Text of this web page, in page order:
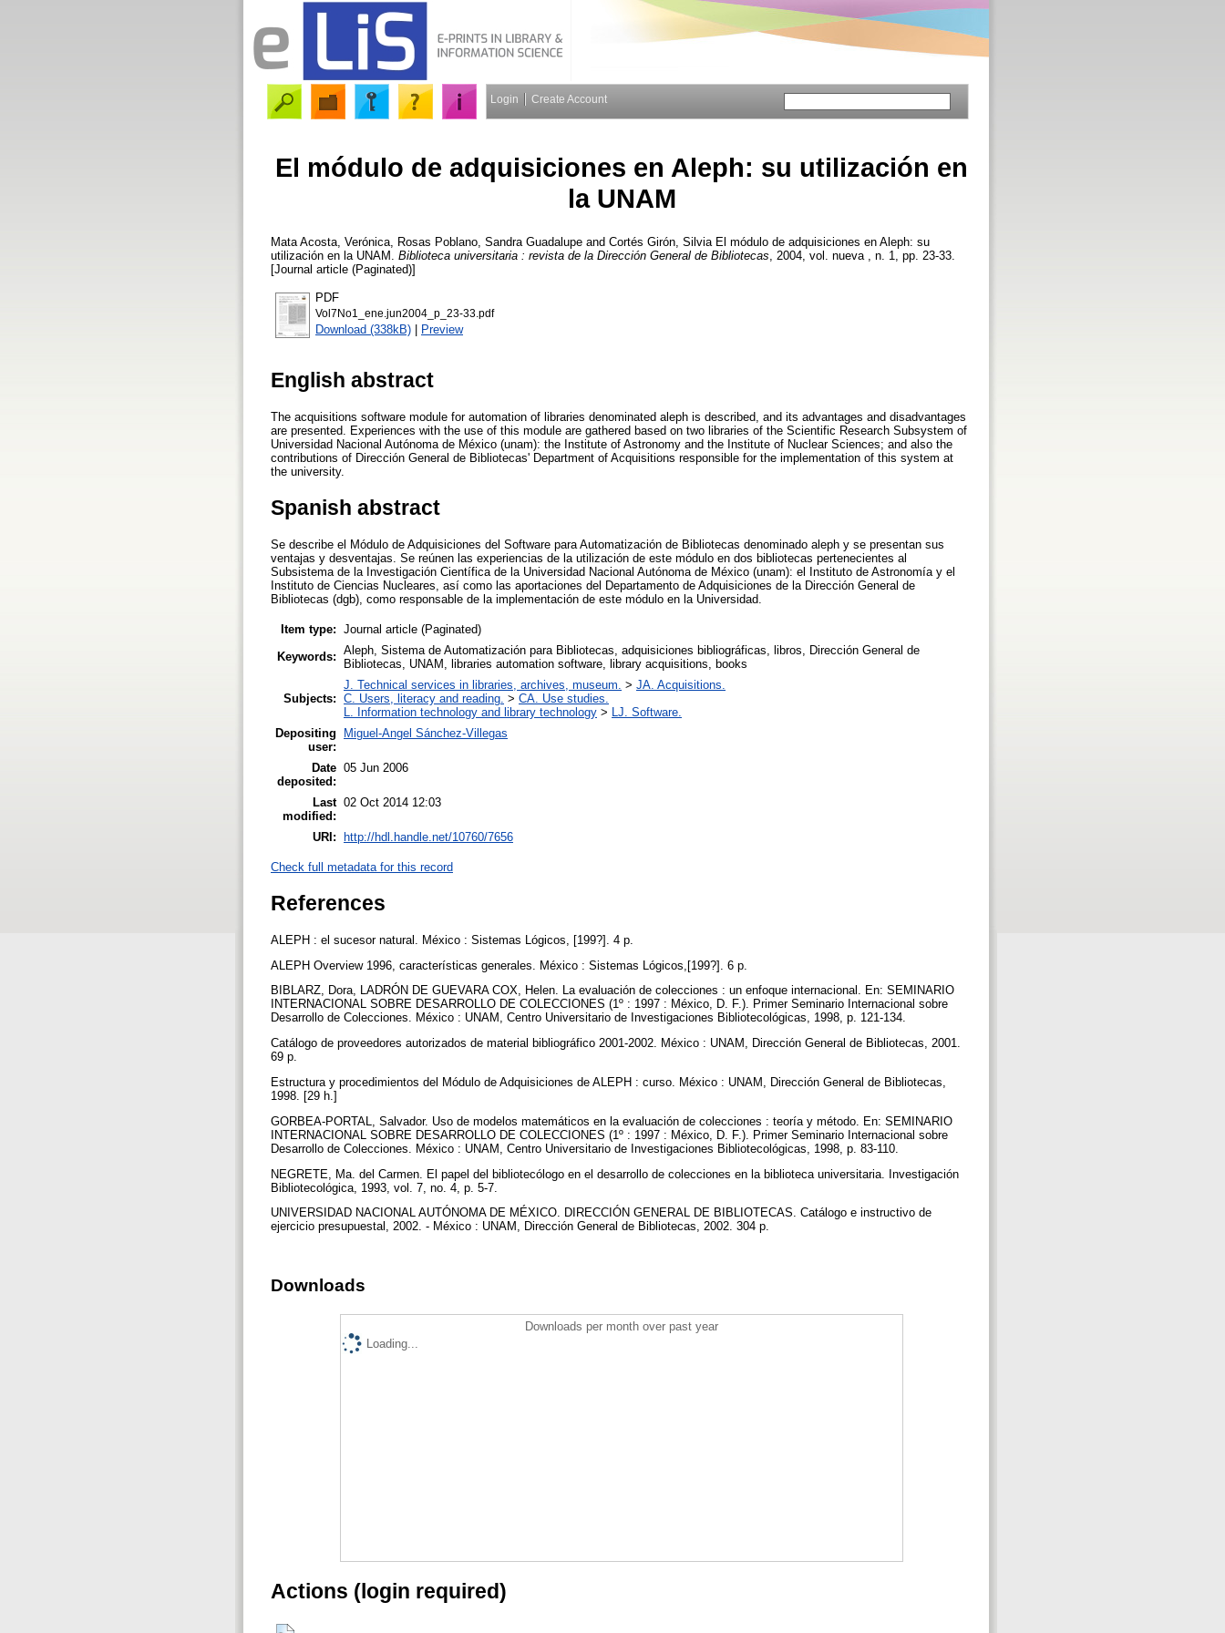
Login Create Account
El módulo de adquisiciones en Aleph: su utilización en
la UNAM
Mata Acosta, Verónica Rosas Poblano, Sandra Guadalupe and Cortés Girón, Silvia El módulo de adquisiciones en Aleph: su
utilización en la UNAM. Biblioteca universitaria : revista de la Dirección General de Bibliotecas , 2004, vol. nueva , n. 1, pp. 23-33.
[Journal article (Paginated)]
PDF
Vol7No1_ene.jun2004_p_23-33.pdf
Download (338kB) | Preview
English abstract
The acquisitions software module for automation of libraries denominated aleph is described, and its advantages and disadvantages
are presented. Experiences with the use of this module are gathered based on two libraries of the Scientific Research Subsystem of
Universidad Nacional Autónoma de México (unam): the Institute of Astronomy and the Institute of Nuclear Sciences; and also the
contributions of Dirección General de Bibliotecas' Department of Acquisitions responsible for the implementation of this system at
the university.
Spanish abstract
Se describe el Módulo de Adquisiciones del Software para Automatización de Bibliotecas denominado aleph y se presentan sus
ventajas y desventajas. Se reúnen las experiencias de la utilización de este módulo en dos bibliotecas pertenecientes al
Subsistema de la Investigación Científica de la Universidad Nacional Autónoma de México (unam): el Instituto de Astronomía y el
Instituto de Ciencias Nucleares, así como las aportaciones del Departamento de Adquisiciones de la Dirección General de
Bibliotecas (dgb), como responsable de la implementación de este módulo en la Universidad.
Item type: Journal article (Paginated)
Keywords: Aleph, Sistema de Automatización para Bibliotecas, adquisiciones bibliográficas, libros, Dirección General de
Bibliotecas, UNAM, libraries automation software, library acquisitions, books
Subjects:
J. Technical services in libraries, archives, museum. > JA. Acquisitions.
C. Users, literacy and reading. > CA. Use studies.
L. Information technology and library technology >
LJ. Software.
Depositing
user:
Miguel-Angel Sánchez-Villegas
Date
deposited:
05 Jun 2006
Last
modified:
02 Oct 2014 12:03
URI: http://hdl.handle.net/10760/7656
Check full metadata for this record
References
ALEPH : el sucesor natural. México : Sistemas Lógicos, [199?]. 4 p.
ALEPH Overview 1996, características generales. México : Sistemas Lógicos,[199?]. 6 p.
BIBLARZ, Dora, LADRÓN DE GUEVARA COX, Helen. La evaluación de colecciones : un enfoque internacional. En: SEMINARIO
INTERNACIONAL SOBRE DESARROLLO DE COLECCIONES (1º : 1997 : México, D. F.). Primer Seminario Internacional sobre
Desarrollo de Colecciones. México : UNAM, Centro Universitario de Investigaciones Bibliotecológicas, 1998, p. 121-134.
Catálogo de proveedores autorizados de material bibliográfico 2001-2002. México : UNAM, Dirección General de Bibliotecas, 2001.
69 p.
Estructura y procedimientos del Módulo de Adquisiciones de ALEPH : curso. México : UNAM, Dirección General de Bibliotecas,
1998. [29 h.]
GORBEA-PORTAL, Salvador. Uso de modelos matemáticos en la evaluación de colecciones : teoría y método. En: SEMINARIO
INTERNACIONAL SOBRE DESARROLLO DE COLECCIONES (1º : 1997 : México, D. F.). Primer Seminario Internacional sobre
Desarrollo de Colecciones. México : UNAM, Centro Universitario de Investigaciones Bibliotecológicas, 1998, p. 83-110.
NEGRETE, Ma. del Carmen. El papel del bibliotecólogo en el desarrollo de colecciones en la biblioteca universitaria. Investigación
Bibliotecológica, 1993, vol. 7, no. 4, p. 5-7.
UNIVERSIDAD NACIONAL AUTÓNOMA DE MÉXICO. DIRECCIÓN GENERAL DE BIBLIOTECAS. Catálogo e instructivo de
ejercicio presupuestal, 2002. - México : UNAM, Dirección General de Bibliotecas, 2002. 304 p.
Downloads
Downloads per month over past year
Loading...
Actions (login required)